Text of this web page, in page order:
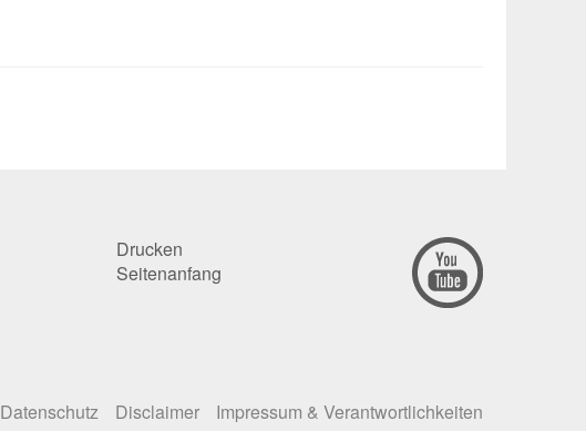
Drucken
Seitenanfang
Impressum & Verantwortlichkeiten
Disclaimer
Datenschutz